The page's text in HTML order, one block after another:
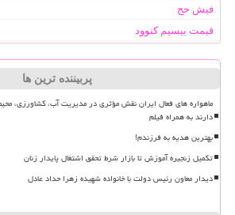
فیش حج
قیمت بیسیم کنوود
پربیننده ترین ها
ماهواره های فعال ایران نقش مؤثری در مدیریت آب، کشاورزی،
دارند به همراه فیلم
بهترین هدیه به فرزندم!
تکمیل زنجیره آموزش تا بازار شرط تحقق اشتغال پایدار زنان
دیدار معاون رئیس دولت با خانواده شهیده زهرا حداد عادل